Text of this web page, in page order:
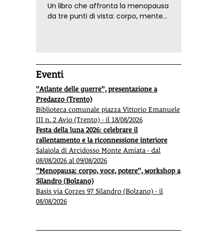
Un libro che affronta la menopausa
da tre punti di vista: corpo, mente
Eventi
"Atlante delle guerre", presentazione a
Predazzo (Trento)
Biblioteca comunale piazza Vittorio Emanuele
III n. 2 Avio (Trento) - il 18/08/2026
Festa della luna 2026: celebrare il
rallentamento e la riconnessione interiore
Salaiola di Arcidosso Monte Amiata - dal
08/08/2026 al 09/08/2026
"Menopausa: corpo, voce, potere", workshop a
Silandro (Bolzano)
Basis via Corzes 97 Silandro (Bolzano) - il
08/08/2026